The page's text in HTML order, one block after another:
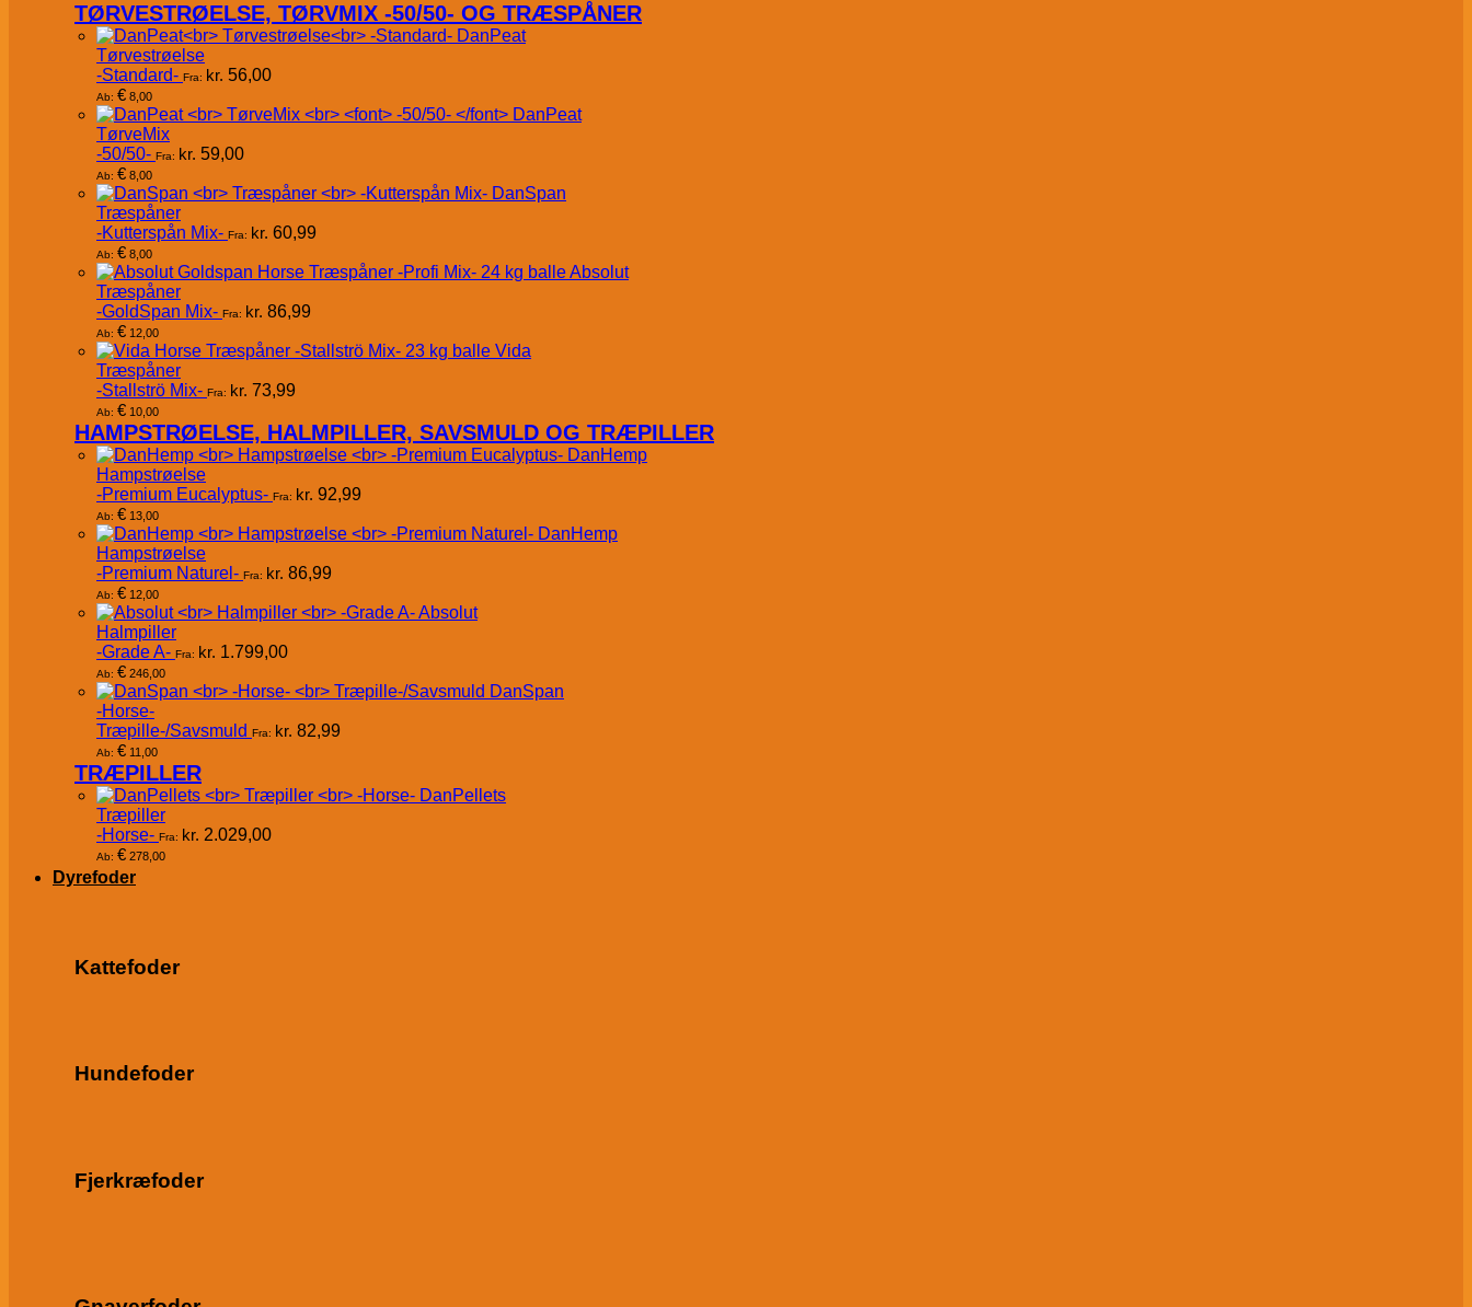
TØRVESTRØELSE, TØRVMIX -50/50- OG TRÆSPÅNER
DanPeat
Tørvestrøelse
-Standard- Fra: kr. 56,00
Ab: € 8,00
DanPeat
TørveMix
-50/50- Fra: kr. 59,00
Ab: € 8,00
DanSpan
Træspåner
-Kutterspån Mix- Fra: kr. 60,99
Ab: € 8,00
Absolut
Træspåner
-GoldSpan Mix- Fra: kr. 86,99
Ab: € 12,00
Vida
Træspåner
-Stallströ Mix- Fra: kr. 73,99
Ab: € 10,00
HAMPSTRØELSE, HALMPILLER, SAVSMULD OG TRÆPILLER
DanHemp
Hampstrøelse
-Premium Eucalyptus- Fra: kr. 92,99
Ab: € 13,00
DanHemp
Hampstrøelse
-Premium Naturel- Fra: kr. 86,99
Ab: € 12,00
Absolut
Halmpiller
-Grade A- Fra: kr. 1.799,00
Ab: € 246,00
DanSpan
-Horse-
Træpille-/Savsmuld Fra: kr. 82,99
Ab: € 11,00
TRÆPILLER
DanPellets
Træpiller
-Horse- Fra: kr. 2.029,00
Ab: € 278,00
Dyrefoder
Kattefoder
Hundefoder
Fjerkræfoder